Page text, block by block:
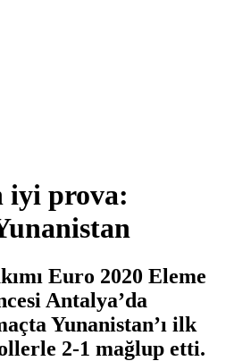
iyi prova:
Euro 2020 Eleme
Antalya’da
Yunanistan’ı ilk
2-1 mağlup etti.